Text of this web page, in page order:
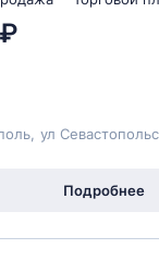
ул
Подробнее